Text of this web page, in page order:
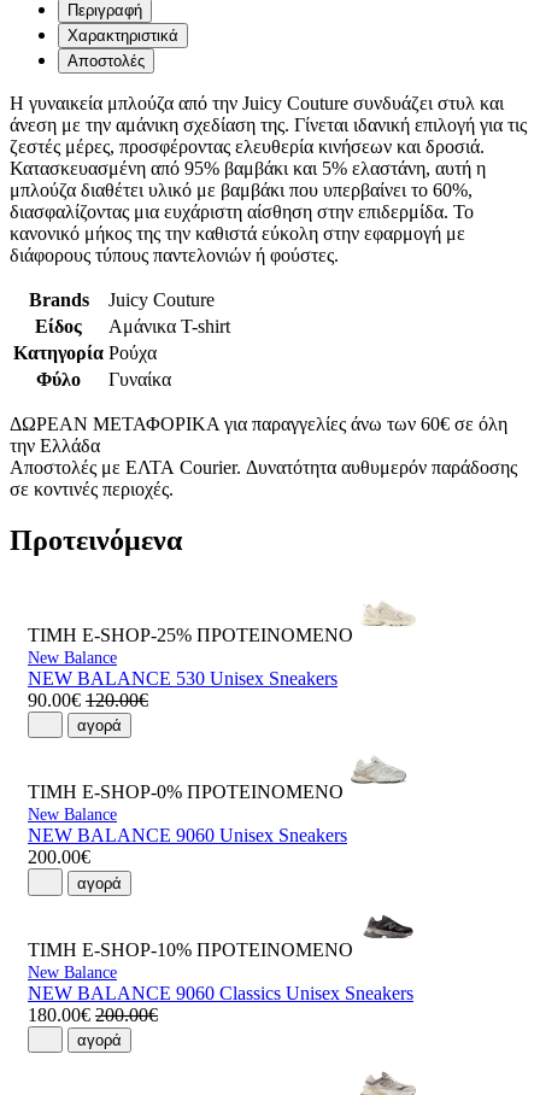
Περιγραφή
Χαρακτηριστικά
Αποστολές
Η γυναικεία μπλούζα από την Juicy Couture συνδυάζει στυλ και
άνεση με την αμάνικη σχεδίαση της. Γίνεται ιδανική επιλογή για τις
ζεστές μέρες, προσφέροντας ελευθερία κινήσεων και δροσιά.
Κατασκευασμένη από 95% βαμβάκι και 5% ελαστάνη, αυτή η
μπλούζα διαθέτει υλικό με βαμβάκι που υπερβαίνει το 60%,
διασφαλίζοντας μια ευχάριστη αίσθηση στην επιδερμίδα. Το
κανονικό μήκος της την καθιστά εύκολη στην εφαρμογή με
διάφορους τύπους παντελονιών ή φούστες.
Brands
Juicy Couture
Είδος
Αμάνικα T-shirt
Κατηγορία Ρούχα
Φύλο
Γυναίκα
ΔΩΡΕΑΝ ΜΕΤΑΦΟΡΙΚΑ για παραγγελίες άνω των 60€ σε όλη
την Ελλάδα
Αποστολές με ΕΛΤΑ Courier. Δυνατότητα αυθυμερόν παράδοσης
σε κοντινές περιοχές.
Προτεινόμενα
ΤΙΜΗ E-SHOP-25% ΠΡΟΤΕΙΝΟΜΕΝΟ
New Balance
NEW BALANCE 530 Unisex Sneakers
90.00€ 120.00€
αγορά
ΤΙΜΗ E-SHOP-0% ΠΡΟΤΕΙΝΟΜΕΝΟ
New Balance
NEW BALANCE 9060 Unisex Sneakers
200.00€
αγορά
ΤΙΜΗ E-SHOP-10% ΠΡΟΤΕΙΝΟΜΕΝΟ
New Balance
NEW BALANCE 9060 Classics Unisex Sneakers
180.00€ 200.00€
αγορά